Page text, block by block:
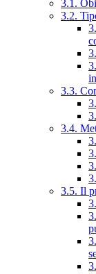
3.1.
3.2.
3.3.
3.4.
3.5. Il